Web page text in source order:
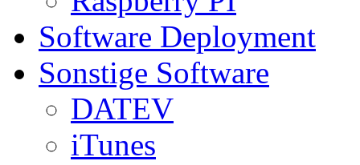
Software Deployment
Sonstige Software
DATEV
iTunes